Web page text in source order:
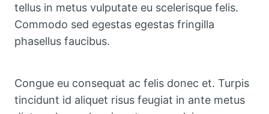
tellus in metus vulputate eu scelerisque felis.
Commodo sed egestas egestas fringilla
phasellus faucibus.
Congue eu consequat ac felis donec et. Turpis
tincidunt id aliquet risus feugiat in ante metus